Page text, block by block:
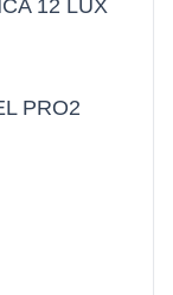
12 LUX
PRO2